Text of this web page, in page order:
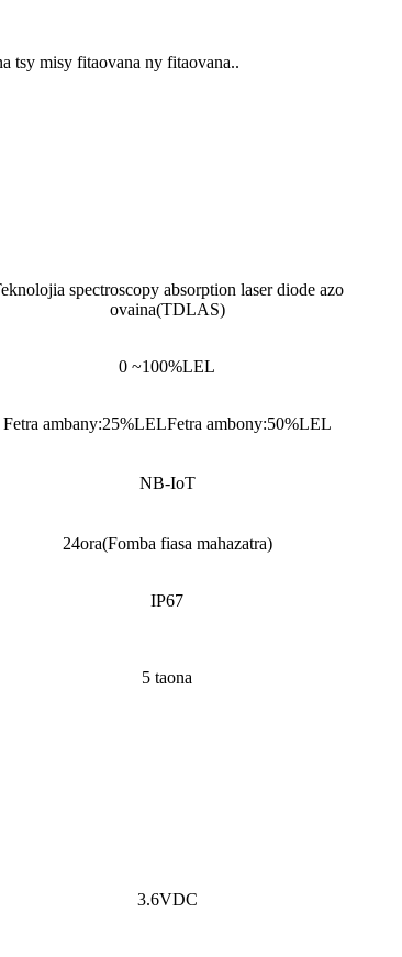
tsy misy fitaovana ny fitaovana..
spectroscopy absorption laser diode azo
ovaina(TDLAS)
0 ~100%LEL
Fetra ambany:25%LELFetra ambony:50%LEL
NB-IoT
24ora(Fomba fiasa mahazatra)
IP67
5 taona
3.6VDC